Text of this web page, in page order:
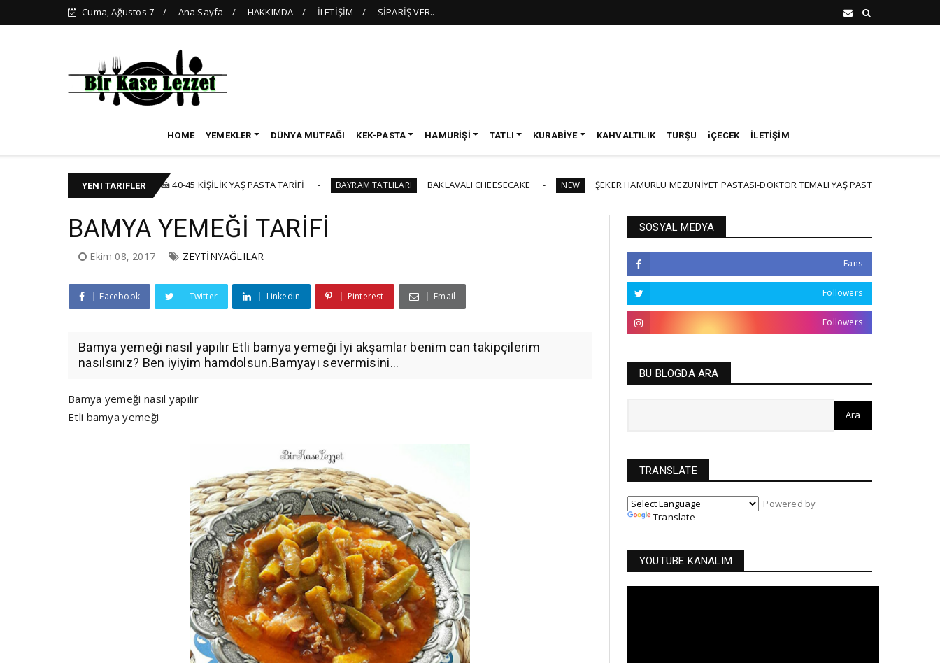
Cuma, Ağustos 7 Ana Sayfa HAKKIMDA İLETİŞİM SİPARİŞ VER..
HOME YEMEKLER DÜNYA MUTFAĞI KEK-PASTA HAMURİŞİ TATLI KURABİYE KAHVALTILIK TURŞU iÇECEK İLETİŞİM
YENI TARIFLER
KEK-PASTA 🍰 40-45 KİŞİLİK YAŞ PASTA TARİFİ BAYRAM TATLILARI BAKLAVALI CHEESECAKE NEW ŞEKER HAMURLU MEZUNİYET PASTASI-DOKTOR TEMALI YAŞ PASTA PART3
BAMYA YEMEĞİ TARİFİ
Ekim 08, 2017 ZEYTİNYAĞLILAR
Facebook Twitter Linkedin Pinterest Email
Bamya yemeği nasıl yapılır Etli bamya yemeği İyi akşamlar benim can takipçilerim
nasılsınız? Ben iyiyim hamdolsun.Bamyayı severmisini...
Bamya yemeği nasıl yapılır
Etli bamya yemeği
SOSYAL MEDYA
Fans
Followers
Followers
BU BLOGDA ARA
TRANSLATE
Powered by
Translate
YOUTUBE KANALIM